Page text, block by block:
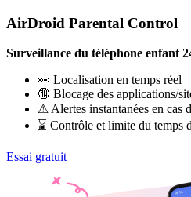
AirDroid Parental Control
Surveillance du téléphone enfant
👀 Localisation en temps réel
🔞 Blocage des applications/
⚠ Alertes instantanées en cas
⌛ Contrôle et limite du temps
Essai gratuit